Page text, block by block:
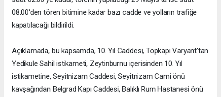
08.00'den tören bitimine kadar bazı cadde ve yolların trafiğe
kapatılacağı bildirildi.
Açıklamada, bu kapsamda, 10. Yıl Caddesi, Topkapı Varyant'tan
Yedikule Sahil istikameti, Zeytinburnu içerisinden 10. Yıl
istikametine, Seyitnizam Caddesi, Seyitnizam Cami önü
kavşağından Belgrad Kapı Caddesi, Balıklı Rum Hastanesi önü